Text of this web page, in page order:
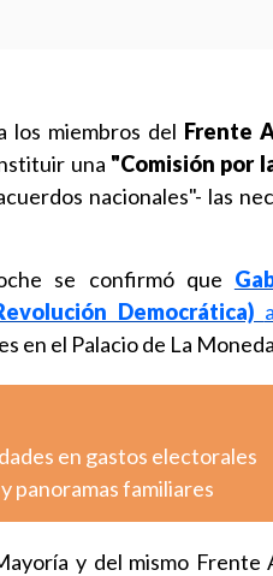
los miembros del Frente
una "Comisión por
nacionales"- las
se confirmó que
Democrática)
en el Palacio de La
en gastos electorales
panoramas familiares
y del mismo Frente